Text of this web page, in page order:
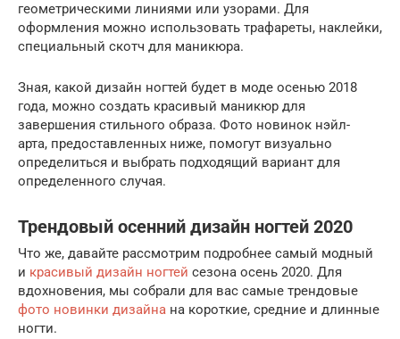
геометрическими линиями или узорами. Для
оформления можно использовать трафареты, наклейки,
специальный скотч для маникюра.
Зная, какой дизайн ногтей будет в моде осенью 2018
года, можно создать красивый маникюр для
завершения стильного образа. Фото новинок нэйл-
арта, предоставленных ниже, помогут визуально
определиться и выбрать подходящий вариант для
определенного случая.
Трендовый осенний дизайн ногтей 2020
Что же, давайте рассмотрим подробнее самый модный
и красивый дизайн ногтей сезона осень 2020. Для
вдохновения, мы собрали для вас самые трендовые
фото новинки дизайна на короткие, средние и длинные
ногти.